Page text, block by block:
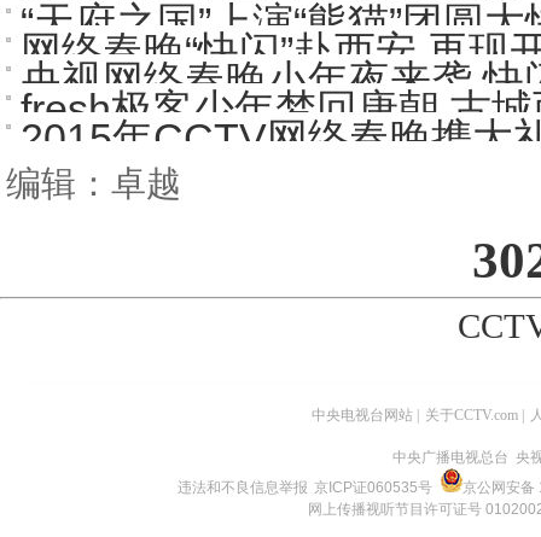
“天府之国”上演“熊猫”团圆大
网络春晚“快闪”赴西安 再现
央视网络春晚小年夜来袭 快
fresh极客少年梦回唐朝 古
2015年CCTV网络春晚携大
编辑：卓越
中央电视台网站 关于CCTV.com
中央广播电视总台 央
违法和不良信息举报 京ICP证060535号
京公网安
网上传播视听节目许可证号